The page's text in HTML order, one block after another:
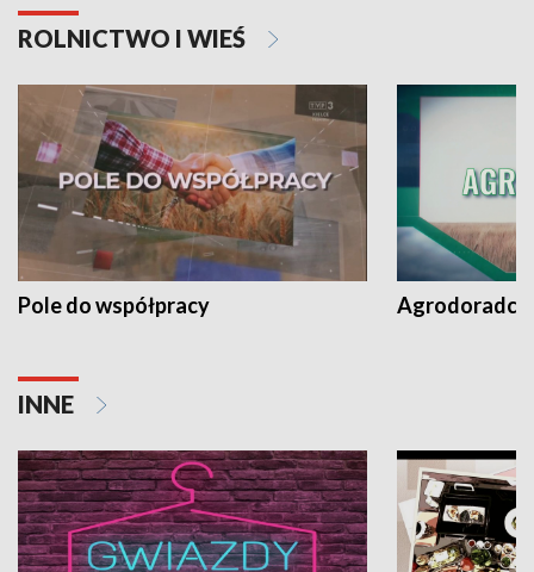
ROLNICTWO I WIEŚ
Pole do współpracy Agrodoradcy
INNE